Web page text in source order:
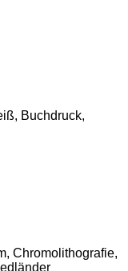
Buchdruck,
Chromolithografie,